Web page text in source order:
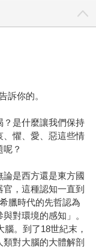
訴你的。
？是什麼讓我們保持
、懼、愛、惡這些情
？
論是西方還是東方國
，這種認知一直到
臘時代的先哲認為
對環境的感知」。
。到了18世紀末，
對大腦的大體解剖